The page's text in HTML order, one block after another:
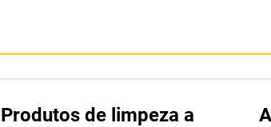
Produtos de limpeza a